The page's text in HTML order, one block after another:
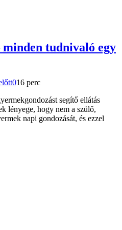
tudnivaló egy
016 perc
segítő ellátás
lényege, hogy nem a szülő,
napi gondozását, és ezzel